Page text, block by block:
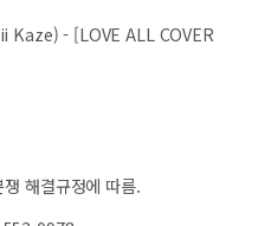
Kaze) - [LOVE ALL COVER
해결규정에 따름.